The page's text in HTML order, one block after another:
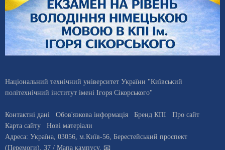
Національний технічний університет України "Київський
політехнічний інститут імені Ігоря Сікорського"
Контактні дані Обов'язкова інформація Бренд КПІ
Про сайт
Карта сайту
Нові матеріали
Адреса: Україна, 03056, м.Київ-56, Берестейський проспект
(Перемоги), 37 / Мапа кампусу, 📧